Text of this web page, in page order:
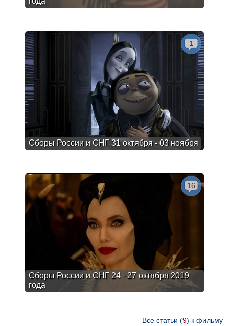
Сборы России и СНГ 31 октября - 03 ноября
1
Сборы России и СНГ 24 - 27 октября 2019
года
16
Все статьи (9) к фильму